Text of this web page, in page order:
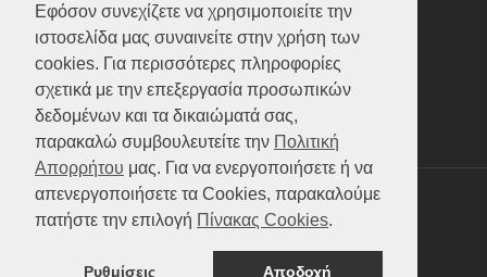
Εφόσον συνεχίζετε να χρησιμοποιείτε την
ιστοσελίδα μας συναινείτε στην χρήση των
cookies. Για περισσότερες πληροφορίες
σχετικά με την επεξεργασία προσωπικών
δεδομένων και τα δικαιώματά σας,
παρακαλώ συμβουλευτείτε την Πολιτική
Απορρήτου μας. Για να ενεργοποιήσετε ή να
απενεργοποιήσετε τα Cookies, παρακαλούμε
πατήστε την επιλογή Πίνακας Cookies.
Ρυθμίσεις Αποδοχή
Test ride
Επικοινωνία
Service
Κατάλογος
FAQ
SOCIAL MEDIA